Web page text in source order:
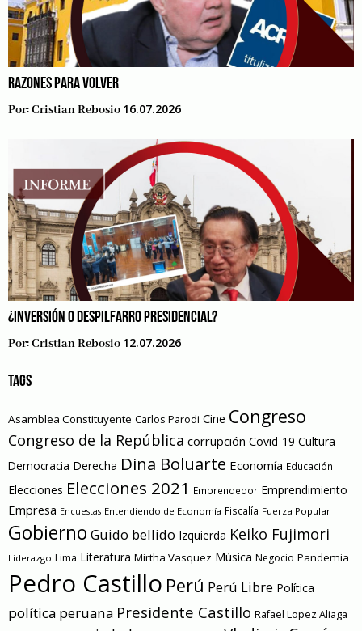
RAZONES PARA VOLVER
Por:Cristian Rebosio 16.07.2026
¿INVERSIÓN O DESPILFARRO PRESIDENCIAL?
Por:Cristian Rebosio 12.07.2026
TAGS
Asamblea Constituyente Carlos Parodi Cine Congreso
Congreso de la República corrupción Covid-19 Cultura
Democracia Derecha Dina Boluarte Economía Educación
Elecciones Elecciones 2021 Emprendedor Emprendimiento
Empresa Encuestas Entendiendo de Economía Fiscalía Fuerza Popular
Gobierno Guido bellido Izquierda Keiko Fujimori
Liderazgo Lima Literatura Mirtha Vasquez Música Negocio Pandemia
Pedro Castillo Perú Perú Libre Política
política peruana Presidente Castillo Rafael Lopez Aliaga